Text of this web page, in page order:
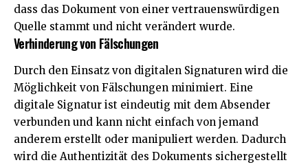
dass das Dokument von einer vertrauenswürdigen
Quelle stammt und nicht verändert wurde.
Verhinderung von Fälschungen
Durch den Einsatz von digitalen Signaturen wird die
Möglichkeit von Fälschungen minimiert. Eine
digitale Signatur ist eindeutig mit dem Absender
verbunden und kann nicht einfach von jemand
anderem erstellt oder manipuliert werden. Dadurch
wird die Authentizität des Dokuments sichergestellt